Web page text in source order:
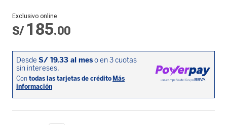
Exclusivo online
S/ 185.00